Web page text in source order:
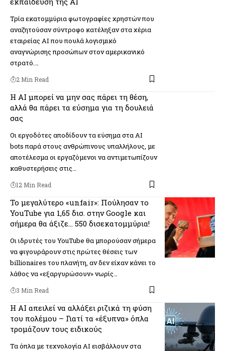
Τρία εκατομμύρια φωτογραφίες χρηστών που
αναζητούσαν σύντροφο κατέληξαν στα χέρια
εταιρείας ΑΙ που πουλά λογισμικό
αναγνώρισης προσώπων στον αμερικανικό
στρατό.…
2 Min Read
Η AI μπορεί να μην σας πάρει τη θέση,
αλλά θα πάρει τα εύσημα για τη δουλειά
σας
Οι εργοδότες αποδίδουν τα εύσημα στα AI
bots παρά στους ανθρώπινους υπαλλήλους, με
αποτέλεσμα οι εργαζόμενοι να αντιμετωπίζουν
καθυστερήσεις στις…
12 Min Read
Το μεγαλύτερο «unfair»: Πούλησαν το
YouTube για 1,65 δισ. στην Google και
σήμερα θα άξιζε… 550 δισεκατομμύρια!
Οι ιδρυτές του YouTube θα μπορούσαν σήμερα
να φιγουράρουν στις πρώτες θέσεις των
billionaires του πλανήτη, αν δεν είχαν κάνει το
λάθος να «εξαργυρώσουν» νωρίς…
3 Min Read
Η AI απειλεί να αλλάξει ριζικά τη φύση
του πολέμου – Γιατί τα «έξυπνα» όπλα
τρομάζουν τους ειδικούς
Τα όπλα με τεχνολογία AI εισβάλλουν στα